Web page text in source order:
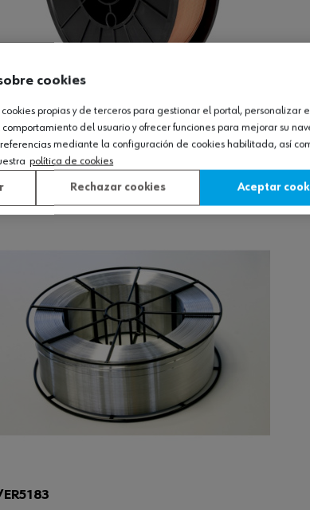
Ver producto
cookies
propias y de terceros para gestionar el portal, personalizar
del usuario y ofrecer funciones para mejorar su
mediante la configuración de cookies habilitada, así
política de cookies
Rechazar cookies Aceptar